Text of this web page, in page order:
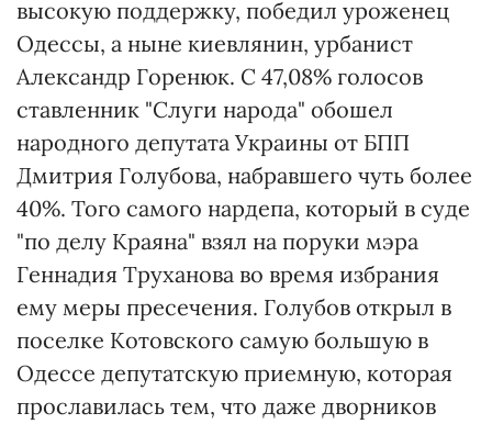
высокую поддержку, победил уроженец
Одессы, а ныне киевлянин, урбанист
Александр Горенюк. С 47,08% голосов
ставленник "Слуги народа" обошел
народного депутата Украины от БПП
Дмитрия Голубова, набравшего чуть более
40%. Того самого нардепа, который в суде
"по делу Краяна" взял на поруки мэра
Геннадия Труханова во время избрания
ему меры пресечения. Голубов открыл в
поселке Котовского самую большую в
Одессе депутатскую приемную, которая
прославилась тем, что даже дворников